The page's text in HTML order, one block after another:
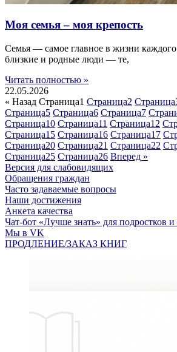
Моя семья – моя крепость
Семья — самое главное в жизни
близкие и родные люди — те,
Читать полностью »
22.05.2026
« Назад Страница1 Страница2 Страница
Страница5 Страница6 Страница7
Страница10 Страница11 Страница12
Страница15 Страница16 Страница17
Страница20 Страница21 Страница22
Страница25 Страница26 Вперед »
Версия для слабовидящих
Обращения граждан
Часто задаваемые вопросы
Наши достижения
Анкета качества
Чат-бот «Лучше знать» для подростков
Мы в VK
ПРОДЛЕНИЕ/ЗАКАЗ КНИГ